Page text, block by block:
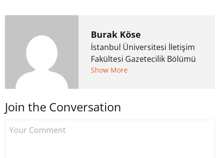
Burak Köse
İstanbul Üniversitesi İletişim
Fakültesi Gazetecilik Bölümü
mezunu. 6 yıl ana akım
kurdu. 2017'nin Mayıs ayından
Show More
Join the Conversation